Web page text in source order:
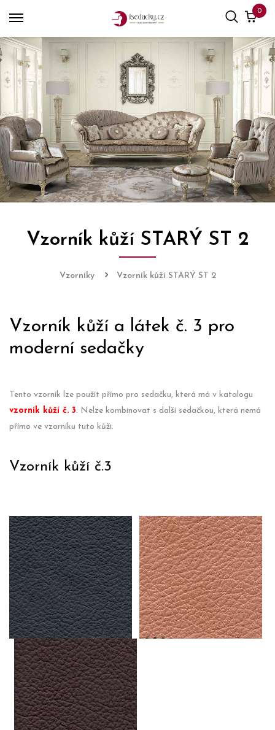
0
Vzorník kůží STARÝ ST 2
Vzorníky Vzorník kůží STARÝ ST 2
Vzorník kůží a látek č. 3 pro
moderní sedačky
Tento vzorník lze použít přímo pro sedačku, která má v katalogu
vzorník kůží č. 3. Nelze kombinovat s další sedačkou, která nemá
přímo ve vzorníku tuto kůži.
Vzorník kůží č.3